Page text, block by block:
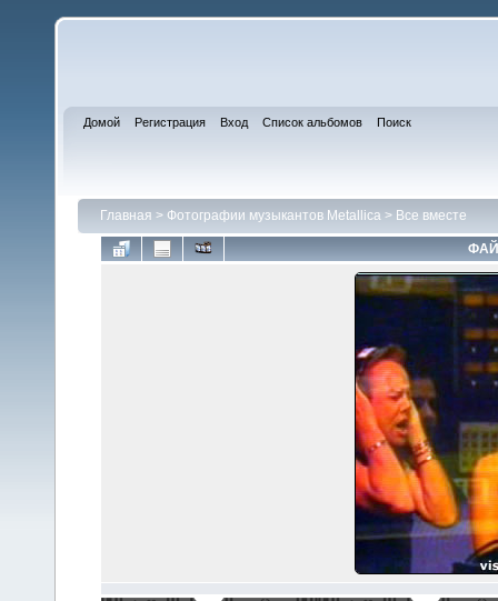
Домой Регистрация Вход Список альбомов Поиск
Главная > Фотографии музыкантов Metallica > Все вместе